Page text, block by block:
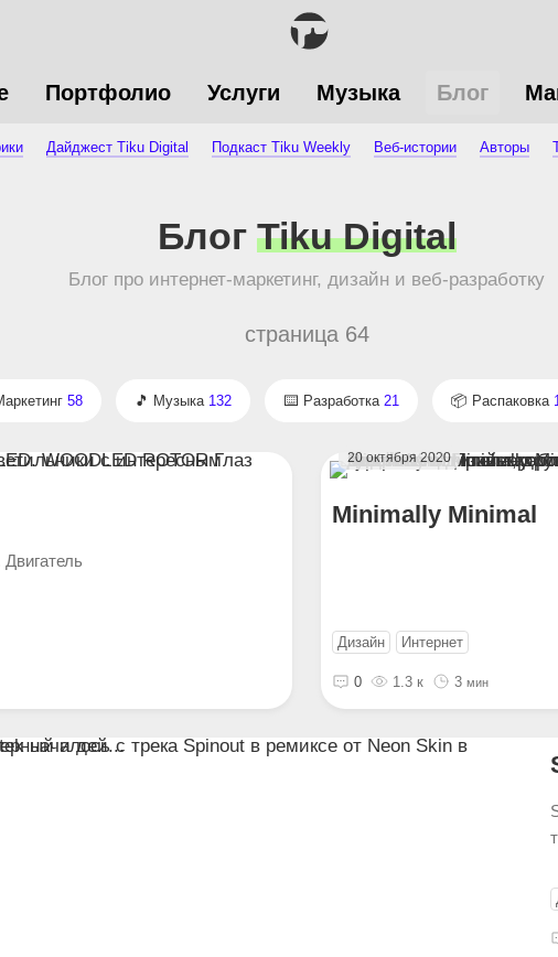
Портфолио Услуги Музыка Блог
Дайджест Tiku Digital Подкаст Tiku Weekly Веб-истории Авторы
Блог Tiku Digital
Блог про интернет‑маркетинг, дизайн и веб‑разработку
страница 64
58 Музыка 132 Разработка 21 Распаковка
20 октября 2020
Minimally Minimal
Дизайн Интернет
0 1.3 к 3 мин